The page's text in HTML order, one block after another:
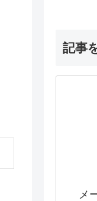
記事
メ